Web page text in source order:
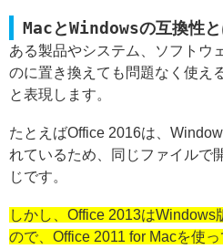
MacとWindowsの互換性
ある製品やシステム、ソフトウ
のに置き換えても問題なく使え
と表現します。
たとえばOffice 2016は、
れているため、同じファイルで
じです。
しかし、Office 2013はWindows
ので、Office 2011 for Macを使